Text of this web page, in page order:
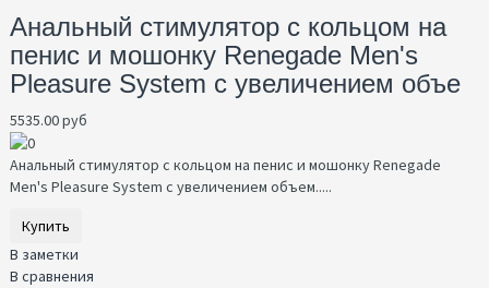
Анальный стимулятор с кольцом на
пенис и мошонку Renegade Men's
Pleasure System с увеличением объе
5535.00 руб
Анальный стимулятор с кольцом на пенис и мошонку Renegade
Men's Pleasure System с увеличением объем.....
Купить
В заметки
В сравнения